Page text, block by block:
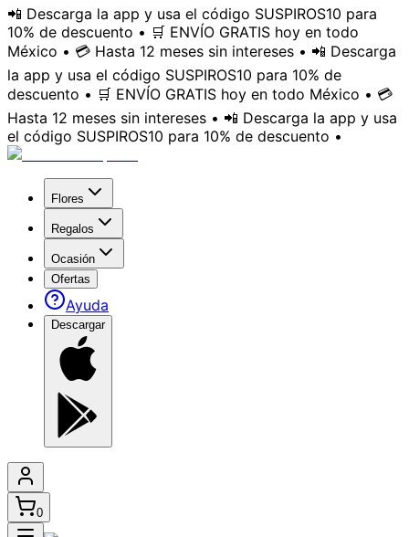
📲 Descarga la app y usa el código SUSPIROS10 para
10% de descuento • 🛒 ENVÍO GRATIS hoy en todo
México • 💳 Hasta 12 meses sin intereses • 📲 Descarga
la app y usa el código SUSPIROS10 para 10% de
descuento • 🛒 ENVÍO GRATIS hoy en todo México • 💳
Hasta 12 meses sin intereses • 📲 Descarga la app y usa
el código SUSPIROS10 para 10% de descuento •
Flores
Regalos
Ocasión
Ofertas
Ayuda
Descargar
0